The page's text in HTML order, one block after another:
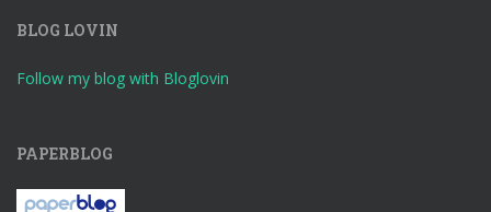
BLOG LOVIN
Follow my blog with Bloglovin
PAPERBLOG